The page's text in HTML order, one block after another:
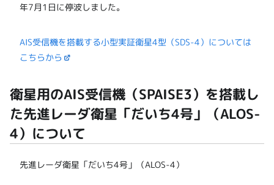
年7月1日に停波しました。
AIS受信機を搭載する小型実証衛星4型（SDS-4）については
こちらから
衛星用のAIS受信機（SPAISE3）を搭載し
た先進レーダ衛星「だいち4号」（ALOS-
4）について
先進レーダ衛星「だいち4号」（ALOS-4）